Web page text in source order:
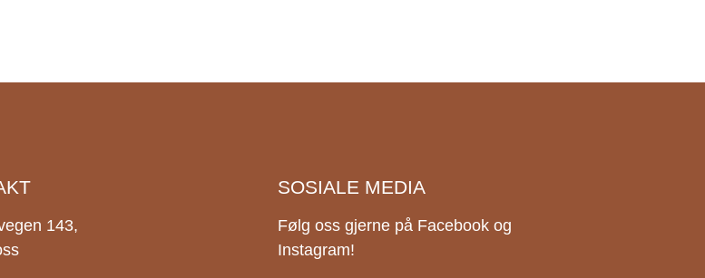
143,
SOSIALE MEDIA
Følg oss gjerne på Facebook og
Instagram!